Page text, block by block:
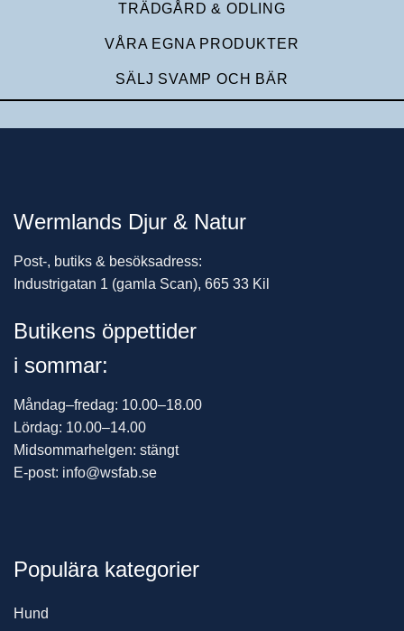
TRÄDGÅRD & ODLING
VÅRA EGNA PRODUKTER
SÄLJ SVAMP OCH BÄR
Wermlands Djur & Natur
Post-, butiks & besöksadress:
Industrigatan 1 (gamla Scan), 665 33 Kil
Butikens öppettider
i sommar:
Måndag–fredag: 10.00–18.00
Lördag: 10.00–14.00
Midsommarhelgen: stängt
E-post: info@wsfab.se
Populära kategorier
Hund